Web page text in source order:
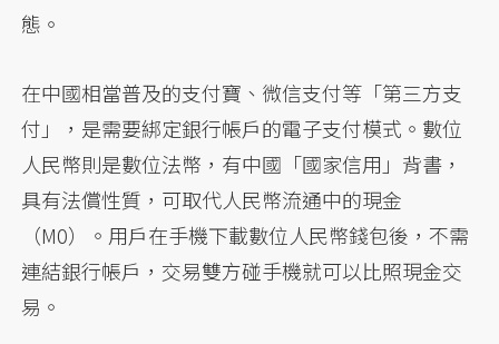
態。
在中國相當普及的支付寶、微信支付等「第三方支
付」，是需要綁定銀行帳戶的電子支付模式。數位
人民幣則是數位法幣，有中國「國家信用」背書，
具有法償性質，可取代人民幣流通中的現金
（M0）。用戶在手機下載數位人民幣錢包後，不需
連結銀行帳戶，交易雙方碰手機就可以比照現金交
易。